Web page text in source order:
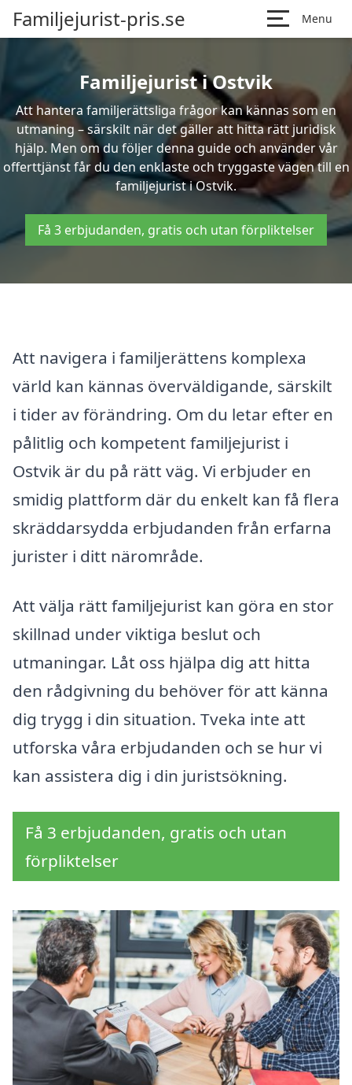
Familjejurist-pris.se Menu
Familjejurist i Ostvik
Att hantera familjerättsliga frågor kan kännas som en
utmaning – särskilt när det gäller att hitta rätt juridisk
hjälp. Men om du följer denna guide och använder vår
offerttjänst får du den enklaste och tryggaste vägen till en
familjejurist i Ostvik.
Få 3 erbjudanden, gratis och utan förpliktelser
Att navigera i familjerättens komplexa
värld kan kännas överväldigande, särskilt
i tider av förändring. Om du letar efter en
pålitlig och kompetent familjejurist i
Ostvik är du på rätt väg. Vi erbjuder en
smidig plattform där du enkelt kan få flera
skräddarsydda erbjudanden från erfarna
jurister i ditt närområde.
Att välja rätt familjejurist kan göra en stor
skillnad under viktiga beslut och
utmaningar. Låt oss hjälpa dig att hitta
den rådgivning du behöver för att känna
dig trygg i din situation. Tveka inte att
utforska våra erbjudanden och se hur vi
kan assistera dig i din juristsökning.
Få 3 erbjudanden, gratis och utan
förpliktelser